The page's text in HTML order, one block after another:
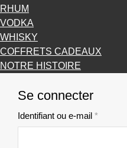
RHUM
VODKA
WHISKY
COFFRETS CADEAUX
NOTRE HISTOIRE
Se connecter
Identifiant ou e-mail *